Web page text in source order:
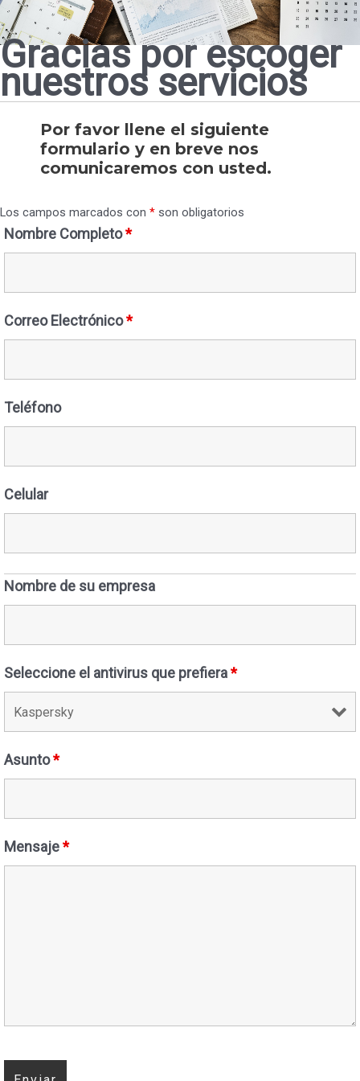
Gracias por escoger
nuestros servicios
Por favor llene el siguiente
formulario y en breve nos
comunicaremos con usted.
Los campos marcados con * son obligatorios
Nombre Completo*
Correo Electrónico*
Teléfono
Celular
Nombre de su empresa
Seleccione el antivirus que prefiera*
Asunto*
Mensaje*